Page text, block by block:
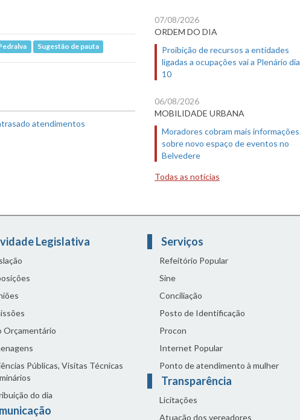
Sugestão de pauta
atendimentos
07/08/2026
ORDEM DO DIA
Proibição de recursos a entidades
ligadas a ocupações vai a Plenário dia
10
06/08/2026
MOBILIDADE URBANA
Moradores cobram mais informações
sobre novo espaço de eventos no
Belvedere
Todas as notícias
Legislativa
Orçamentário
Públicas, Visitas Técnicas
do dia
Serviços
Refeitório Popular
Sine
Conciliação
Posto de Identificação
Procon
Internet Popular
Ponto de atendimento à mulher
Transparência
Licitações
Atuação dos vereadores